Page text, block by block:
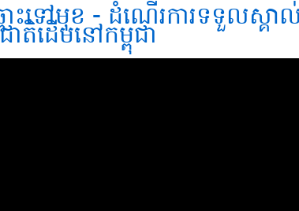
ះទៅមុខ - ដំណើរការទទួលស្គាល់
ដើមនៅកម្ពុជា